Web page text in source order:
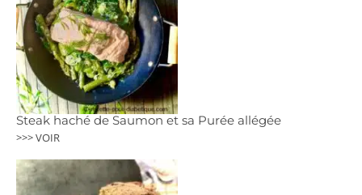
Steak haché de Saumon et sa Purée allégée
>>> VOIR